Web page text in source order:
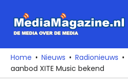
naar
media
over
de
Home Nieuws Radionieuws
aanbod XITE Music bekend